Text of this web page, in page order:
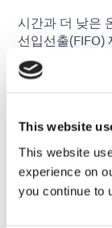
This website
This website
experience on
you continue to
시간과 더 낮은
선입선출(FIFO)
입선출 재고 관
을 제어할 수 있
시네레시스가
되돌리는 가장
들 또는 주걱으
도록 주의) 정적